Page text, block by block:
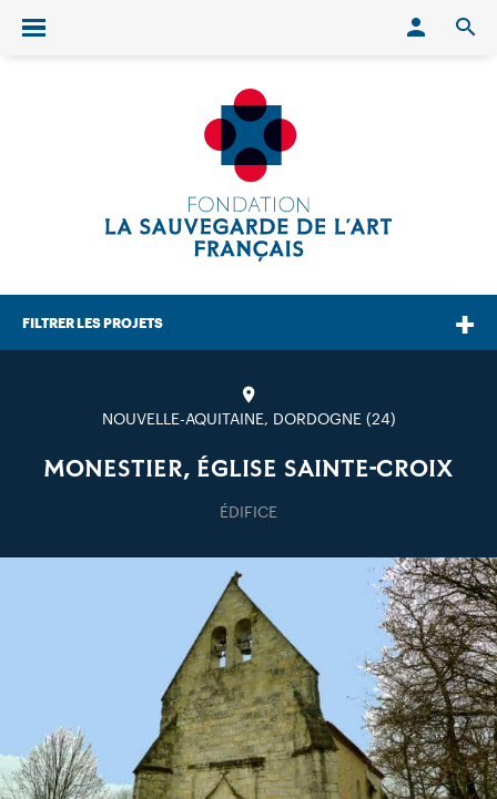
Ouvrir/fermer le menu
FILTRER LES PROJETS
NOUVELLE-AQUITAINE, DORDOGNE (24)
MONESTIER, ÉGLISE SAINTE-CROIX
ÉDIFICE